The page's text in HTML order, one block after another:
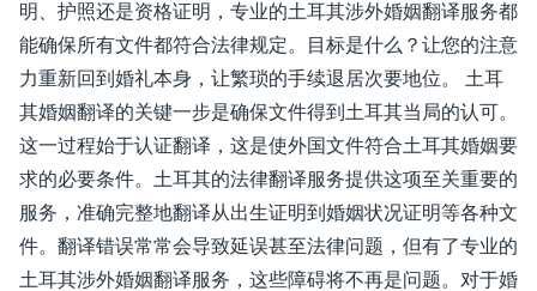
明、护照还是资格证明，专业的土耳其涉外婚姻翻译服务都
能确保所有文件都符合法律规定。目标是什么？让您的注意
力重新回到婚礼本身，让繁琐的手续退居次要地位。 土耳
其婚姻翻译的关键一步是确保文件得到土耳其当局的认可。
这一过程始于认证翻译，这是使外国文件符合土耳其婚姻要
求的必要条件。土耳其的法律翻译服务提供这项至关重要的
服务，准确完整地翻译从出生证明到婚姻状况证明等各种文
件。翻译错误常常会导致延误甚至法律问题，但有了专业的
土耳其涉外婚姻翻译服务，这些障碍将不再是问题。对于婚​​